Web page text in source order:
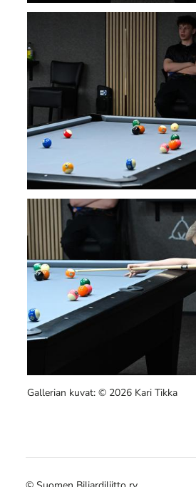
Gallerian kuvat: © 2026 Kari Tikka